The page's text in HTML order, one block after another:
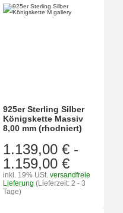
925er Sterling Silber
Königskette Massiv
8,00 mm (rhodniert)
1.139,00 € -
1.159,00 €
inkl. 19% USt. versandfreie
Lieferung (Lieferzeit: 2 - 3
Tage)